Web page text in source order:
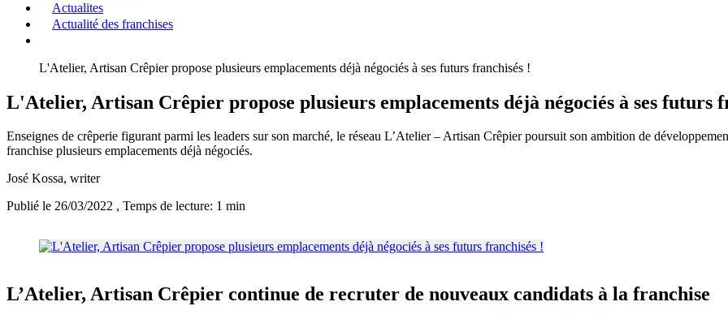
Actualites
Actualité des franchises
L'Atelier, Artisan Crêpier propose plusieurs emplacements déjà négociés à ses futurs franchisés !
L'Atelier, Artisan Crêpier propose plusieurs emplacements déjà négociés à ses futurs
Enseignes de crêperie figurant parmi les leaders sur son marché, le réseau L’Atelier – Artisan Crêpier poursuit son ambition de
franchise plusieurs emplacements déjà négociés.
José Kossa, writer
Publié le 26/03/2022 , Temps de lecture: 1 min
L’Atelier, Artisan Crêpier continue de recruter de nouveaux candidats à la franchise